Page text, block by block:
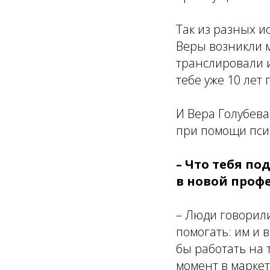
Так из разных
Веры возникли
транслировали
тебе уже 10 лет
И Вера
при помощи
– Что тебя
в новой
– Люди
помогать: им и
бы работать на
момент в